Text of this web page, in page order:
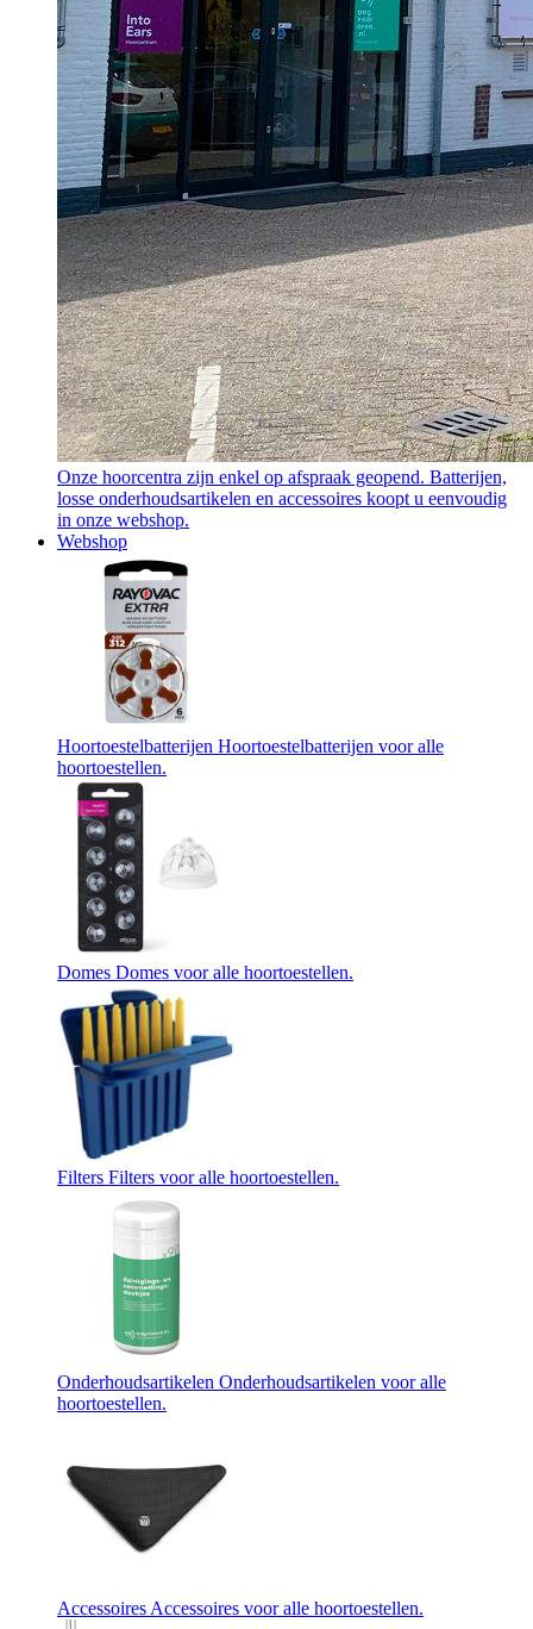
Onze hoorcentra zijn enkel op afspraak geopend. Batterijen,
losse onderhoudsartikelen en accessoires koopt u eenvoudig
in onze webshop.
Webshop
Hoortoestelbatterijen Hoortoestelbatterijen voor alle
hoortoestellen.
Domes Domes voor alle hoortoestellen.
Filters Filters voor alle hoortoestellen.
Onderhoudsartikelen Onderhoudsartikelen voor alle
hoortoestellen.
Accessoires Accessoires voor alle hoortoestellen.